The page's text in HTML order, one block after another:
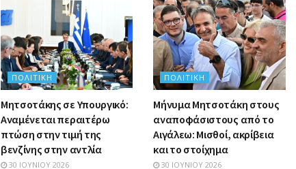
ΠΟΛΙΤΙΚΉ
Μητσοτάκης σε Υπουργικό:
Αναμένεται περαιτέρω
πτώση στην τιμή της
βενζίνης στην αντλία
30 ΙΟΥΝΊΟΥ 2026
ΠΟΛΙΤΙΚΉ
Μήνυμα Μητσοτάκη στους
αναποφάσιστους από το
Αιγάλεω: Μισθοί, ακρίβεια
και το στοίχημα
30 ΙΟΥΝΊΟΥ 2026